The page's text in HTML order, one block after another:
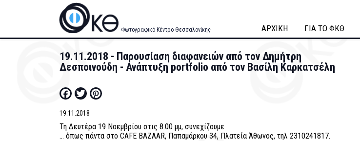
Φωτογραφικό Κέντρο Θεσσαλονίκης ΑΡΧΙΚΗ ΓΙΑ ΤΟ ΦΚΘ
19.11.2018 - Παρουσίαση διαφανειών από τον Δημήτρη
Δεσποινούδη - Ανάπτυξη portfolio από τον Βασίλη Καρκατσέλη
Facebook
Twitter
19.11.2018
Τη Δευτέρα 19 Νοεμβρίου στις 8.00 μμ, συνεχίζουμε
... όπως πάντα στο CAFE BAZAAR, Παπαμάρκου 34, Πλατεία Άθωνος, τηλ 2310241817.